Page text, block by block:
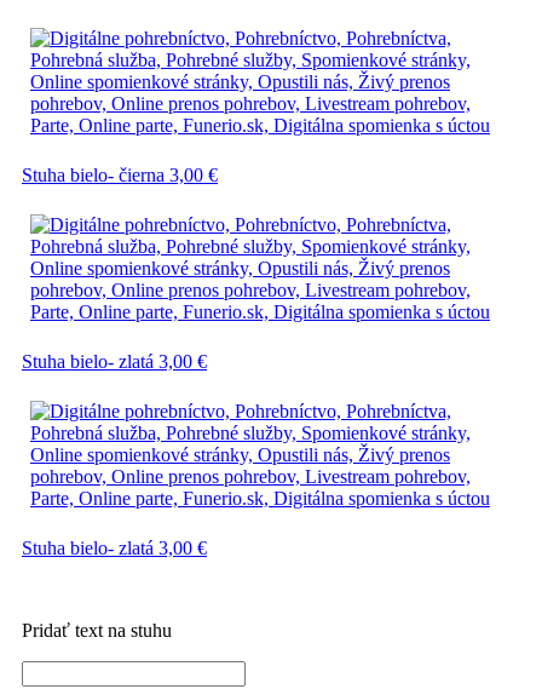
Stuha bielo- čierna 3,00 €
Stuha bielo- zlatá 3,00 €
Stuha bielo- zlatá 3,00 €
Pridať text na stuhu